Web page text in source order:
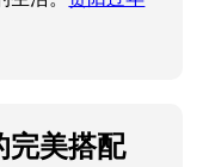
完美搭配